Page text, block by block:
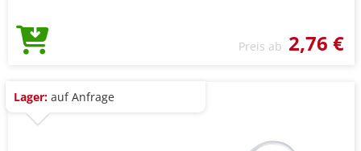
Preis ab 2,76 €
Lager: auf Anfrage